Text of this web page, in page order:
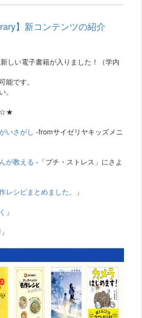
】新コンテンツの紹介
しい電子書籍が入りました！（学内
能です。
。
☆★
いさがし -fromサイゼリヤキッズメニ
が教える -「プチ・ストレス」にさよ
レシピまとめました。
」
」
」